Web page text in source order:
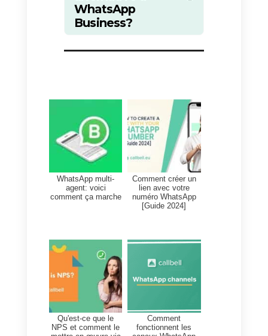
Vous ne pouvez pas organiser
vos messages
3)Les messages sont perdus sur
chaque appareil séparément
4)Très inefficace pour les
vente
5)Ne fournit pas de métriques ou
de statistiques sur les messages